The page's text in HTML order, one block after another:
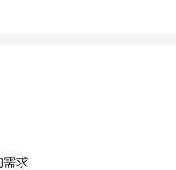
需求